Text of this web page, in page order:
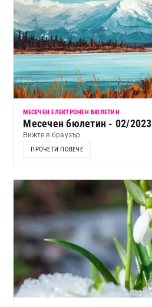
МЕСЕЧЕН ЕЛЕКТРОНЕН БЮЛЕТИН
Месечен бюлетин - 02/2023
Вижте в браузър
ПРОЧЕТИ ПОВЕЧЕ